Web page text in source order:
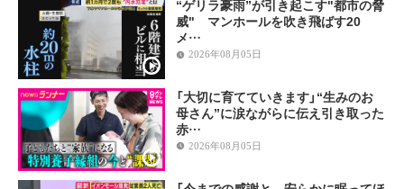
“ゲリラ豪雨”が引き起こす"都市の脅
威" マンホールを吹き飛ばす20
メ…
2026年08月05日
「大切に育てていきます」“生みのお
母さん”に涙ながらに伝え引き取った
赤…
2026年08月05日